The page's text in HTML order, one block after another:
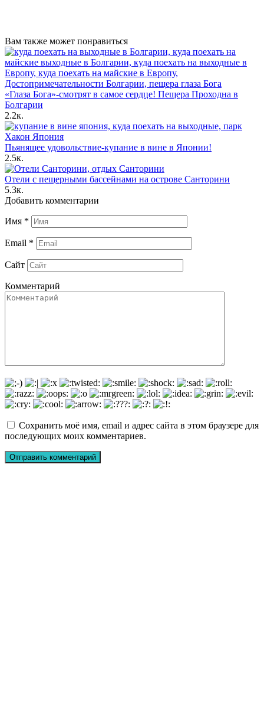
Вам также может понравиться
«Глаза Бога»-смотрят в самое сердце! Пещера Проходна в
Болгарии
2.2к.
Пьянящее удовольствие-купание в вине в Японии!
2.5к.
Отели с пещерными бассейнами на острове Санторини
5.3к.
Добавить комментарии
Имя *
Email *
Сайт
Комментарий
Сохранить моё имя, email и адрес сайта в этом браузере для
последующих моих комментариев.